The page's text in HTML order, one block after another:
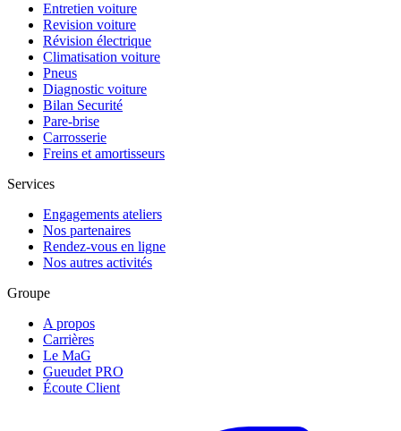
Entretien voiture
Revision voiture
Révision électrique
Climatisation voiture
Pneus
Diagnostic voiture
Bilan Securité
Pare-brise
Carrosserie
Freins et amortisseurs
Services
Engagements ateliers
Nos partenaires
Rendez-vous en ligne
Nos autres activités
Groupe
A propos
Carrières
Le MaG
Gueudet PRO
Écoute Client